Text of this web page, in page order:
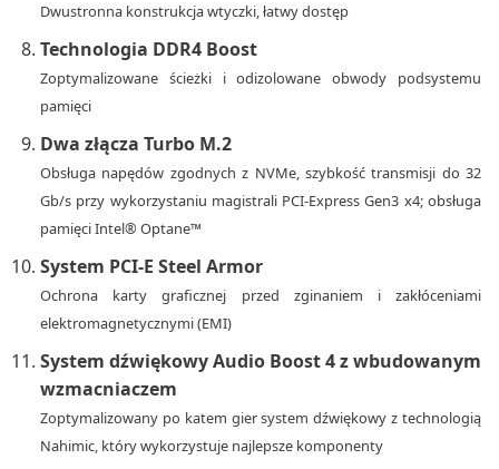
Dwustronna konstrukcja wtyczki, łatwy dostęp
Technologia DDR4 Boost
Zoptymalizowane ścieżki i odizolowane obwody podsystemu
pamięci
Dwa złącza Turbo M.2
Obsługa napędów zgodnych z NVMe, szybkość transmisji do 32
Gb/s przy wykorzystaniu magistrali PCI-Express Gen3 x4; obsługa
pamięci Intel® Optane™
System PCI-E Steel Armor
Ochrona karty graficznej przed zginaniem i zakłóceniami
elektromagnetycznymi (EMI)
System dźwiękowy Audio Boost 4 z wbudowanym
wzmacniaczem
Zoptymalizowany po katem gier system dźwiękowy z technologią
Nahimic, który wykorzystuje najlepsze komponenty